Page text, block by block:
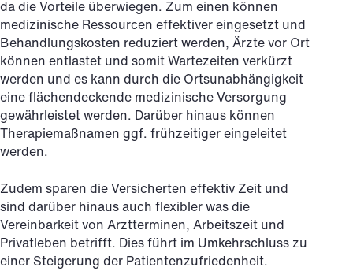
da die Vorteile überwiegen. Zum einen können
medizinische Ressourcen effektiver eingesetzt und
Behandlungskosten reduziert werden, Ärzte vor Ort
können entlastet und somit Wartezeiten verkürzt
werden und es kann durch die Ortsunabhängigkeit
eine flächendeckende medizinische Versorgung
gewährleistet werden. Darüber hinaus können
Therapiemaßnamen ggf. frühzeitiger eingeleitet
werden.
Zudem sparen die Versicherten effektiv Zeit und
sind darüber hinaus auch flexibler was die
Vereinbarkeit von Arztterminen, Arbeitszeit und
Privatleben betrifft. Dies führt im Umkehrschluss zu
einer Steigerung der Patientenzufriedenheit.